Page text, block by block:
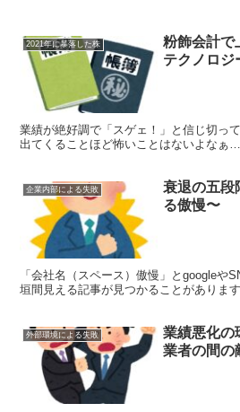
2021年に暴落した株
粉飾会計で
テクノロジ
業績が絶好調で「スゲェ！」と信じ切っ
出てくることほど怖いことはないよなぁ…
企業内部による失敗
衰退の五
る傲慢〜
「会社名（スペース）傲慢」とgoogleや
垣間見える記事が見つかることがあります
外部環境による失敗
業績悪化
業者の間の